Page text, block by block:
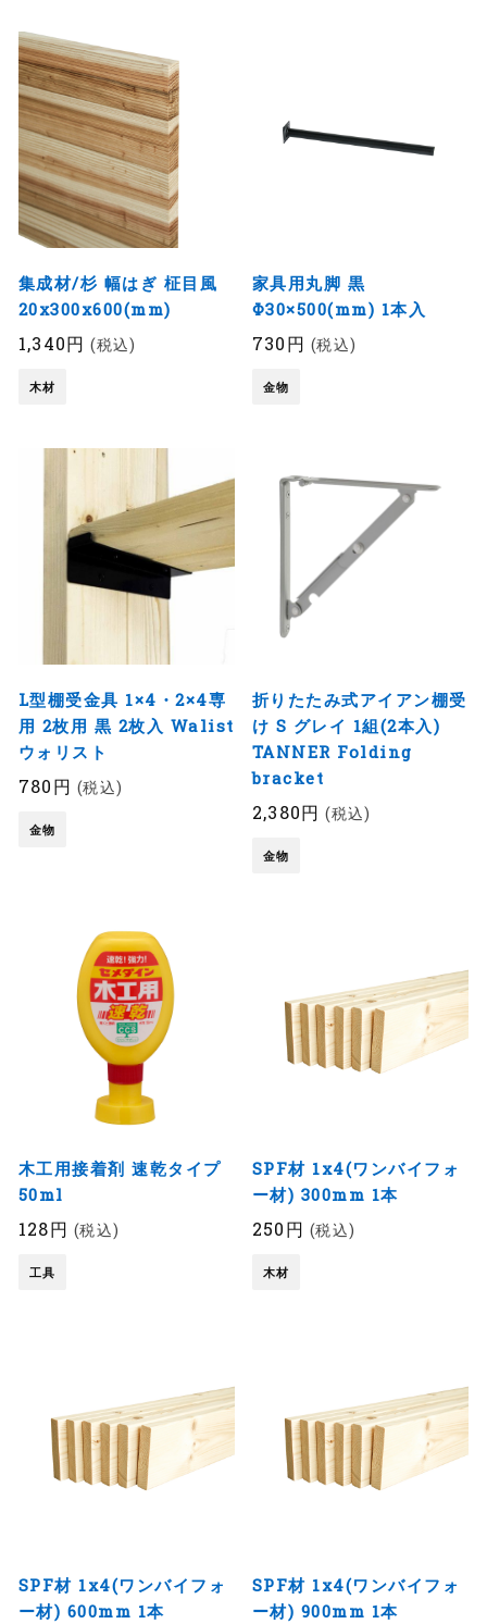
集成材/杉 幅はぎ 柾目風
20x300x600(mm)
1,340円 (税込)
木材
家具用丸脚 黒
Φ30×500(mm) 1本入
730円 (税込)
金物
L型棚受金具 1×4・2×4専
用 2枚用 黒 2枚入 Walist
ウォリスト
780円 (税込)
金物
折りたたみ式アイアン棚受
け S グレイ 1組(2本入)
TANNER Folding
bracket
2,380円 (税込)
金物
木工用接着剤 速乾タイプ
50ml
128円 (税込)
工具
SPF材 1x4(ワンバイフォ
ー材) 300mm 1本
250円 (税込)
木材
SPF材 1x4(ワンバイフォ
ー材) 600mm 1本
SPF材 1x4(ワンバイフォ
ー材) 900mm 1本